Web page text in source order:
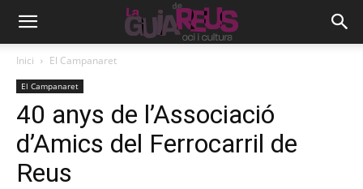
Inici El Campanaret
El Campanaret
40 anys de l’Associació
d’Amics del Ferrocarril de
Reus